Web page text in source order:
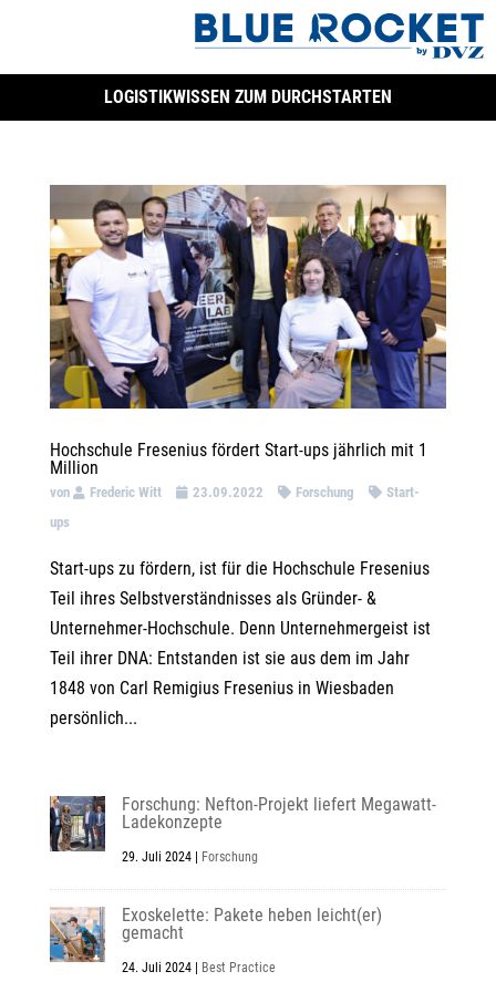
LOGISTIKWISSEN ZUM DURCHSTARTEN
Hochschule Fresenius fördert Start-ups jährlich mit 1
Million
von Frederic Witt 23.09.2022 Forschung
Start-
ups
Start-ups zu fördern, ist für die Hochschule Fresenius
Teil ihres Selbstverständnisses als Gründer- &
Unternehmer-Hochschule. Denn Unternehmergeist ist
Teil ihrer DNA: Entstanden ist sie aus dem im Jahr
1848 von Carl Remigius Fresenius in Wiesbaden
persönlich...
Forschung: Nefton-Projekt liefert Megawatt-
Ladekonzepte
29. Juli 2024| Forschung
Exoskelette: Pakete heben leicht(er)
gemacht
24. Juli 2024| Best Practice